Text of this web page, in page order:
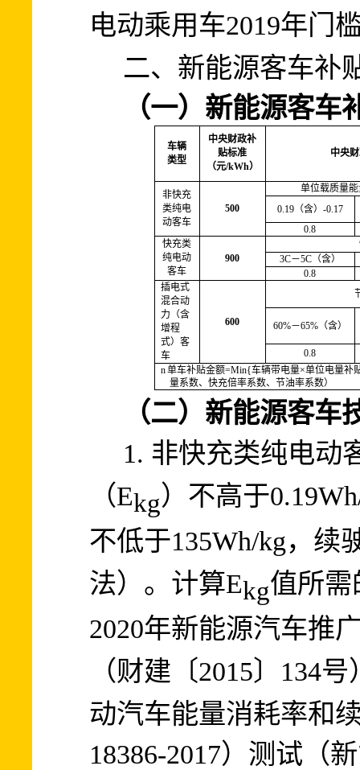
电动乘用车2019年门
二、新能源客车补
（一）新能源客车
车辆
类型
中央财政补
贴标准
（元/kWh）
中央
非快充
类纯电
动客车
500
单位载质量
0.19（含） -0.17
0.8
快充类
纯电动
客车
900
3C－5C（含）
0.8
插电式
混合动
力（含
增程
式）客
车
600 60%－65%（含）
0.8
n单车补贴金额=Min{车辆带电量×单位电量补
量系数、快充倍率系数、节油率系数）
（二）新能源客车
1. 非快充类纯电动
（Ekg）不高于
不低于135Wh/kg，续
法）。计算Ekg值所需
2020年新能源汽车推
（财建〔2015〕 134号
动汽车能量消耗率和
18386-2017）测试（